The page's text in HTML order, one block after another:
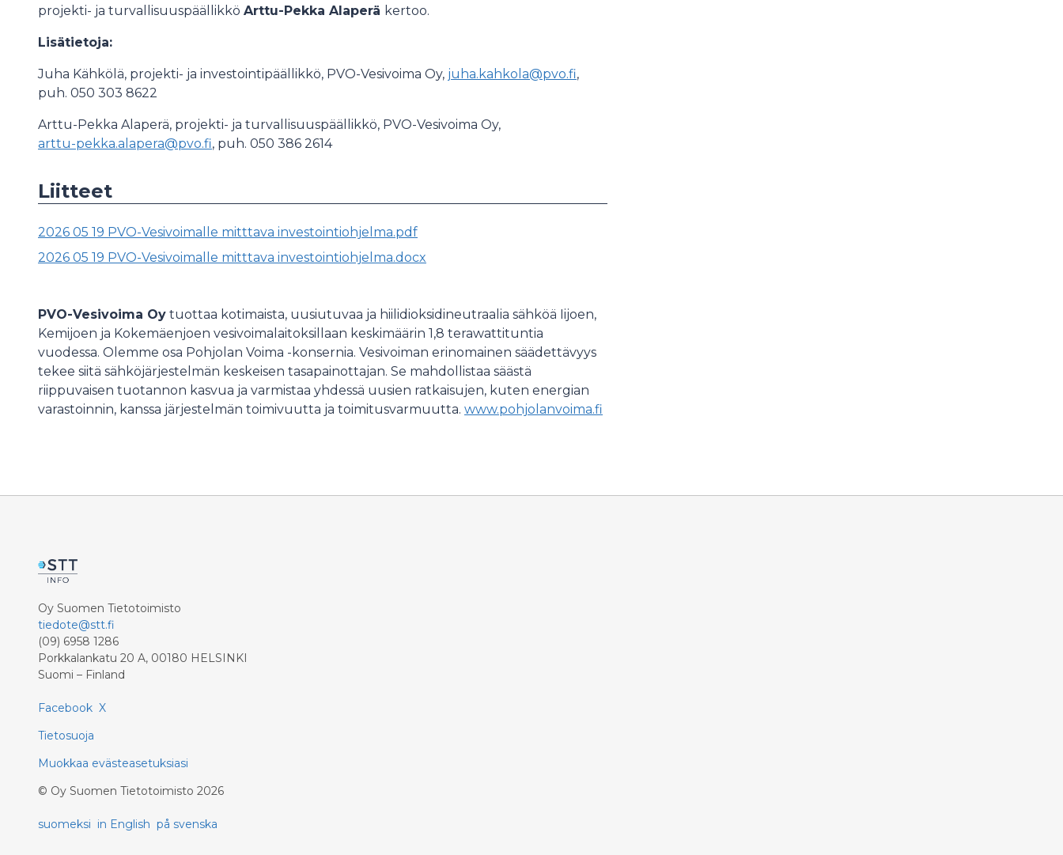
projekti- ja turvallisuuspäällikkö Arttu-Pekka Alaperä kertoo.
Lisätietoja:
Juha Kähkölä, projekti- ja investointipäällikkö, PVO-Vesivoima Oy, juha.kahkola@pvo.fi,
puh. 050 303 8622
Arttu-Pekka Alaperä, projekti- ja turvallisuuspäällikkö, PVO-Vesivoima Oy,
arttu-pekka.alapera@pvo.fi, puh. 050 386 2614
Liitteet
2026 05 19 PVO-Vesivoimalle mitttava investointiohjelma.pdf
2026 05 19 PVO-Vesivoimalle mitttava investointiohjelma.docx
PVO-Vesivoima Oy tuottaa kotimaista, uusiutuvaa ja hiilidioksidineutraalia sähköä Iijoen,
Kemijoen ja Kokemäenjoen vesivoimalaitoksillaan keskimäärin 1,8 terawattituntia
vuodessa. Olemme osa Pohjolan Voima -konsernia. Vesivoiman erinomainen säädettävyys
tekee siitä sähköjärjestelmän keskeisen tasapainottajan. Se mahdollistaa säästä
riippuvaisen tuotannon kasvua ja varmistaa yhdessä uusien ratkaisujen, kuten energian
varastoinnin, kanssa järjestelmän toimivuutta ja toimitusvarmuutta. www.pohjolanvoima.fi
Oy Suomen Tietotoimisto
tiedote@stt.fi
(09) 6958 1286
Porkkalankatu 20 A, 00180 HELSINKI
Suomi – Finland
Facebook X
Tietosuoja
Muokkaa evästeasetuksiasi
© Oy Suomen Tietotoimisto 2026
suomeksi in English på svenska